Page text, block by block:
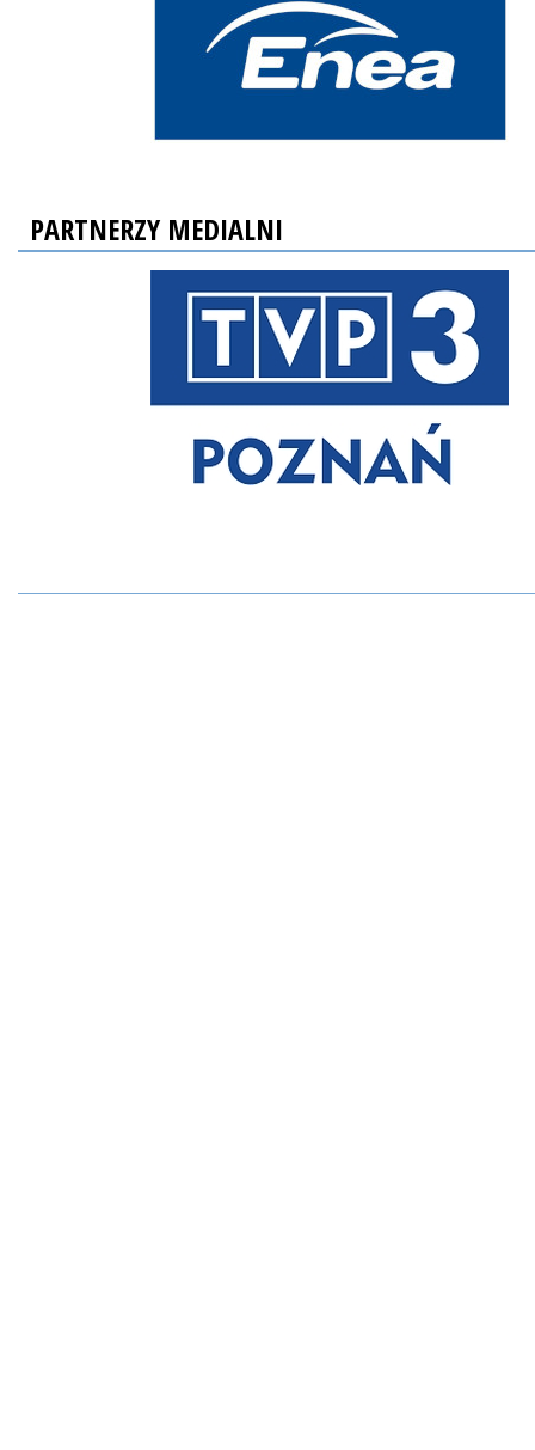
PARTNERZY MEDIALNI